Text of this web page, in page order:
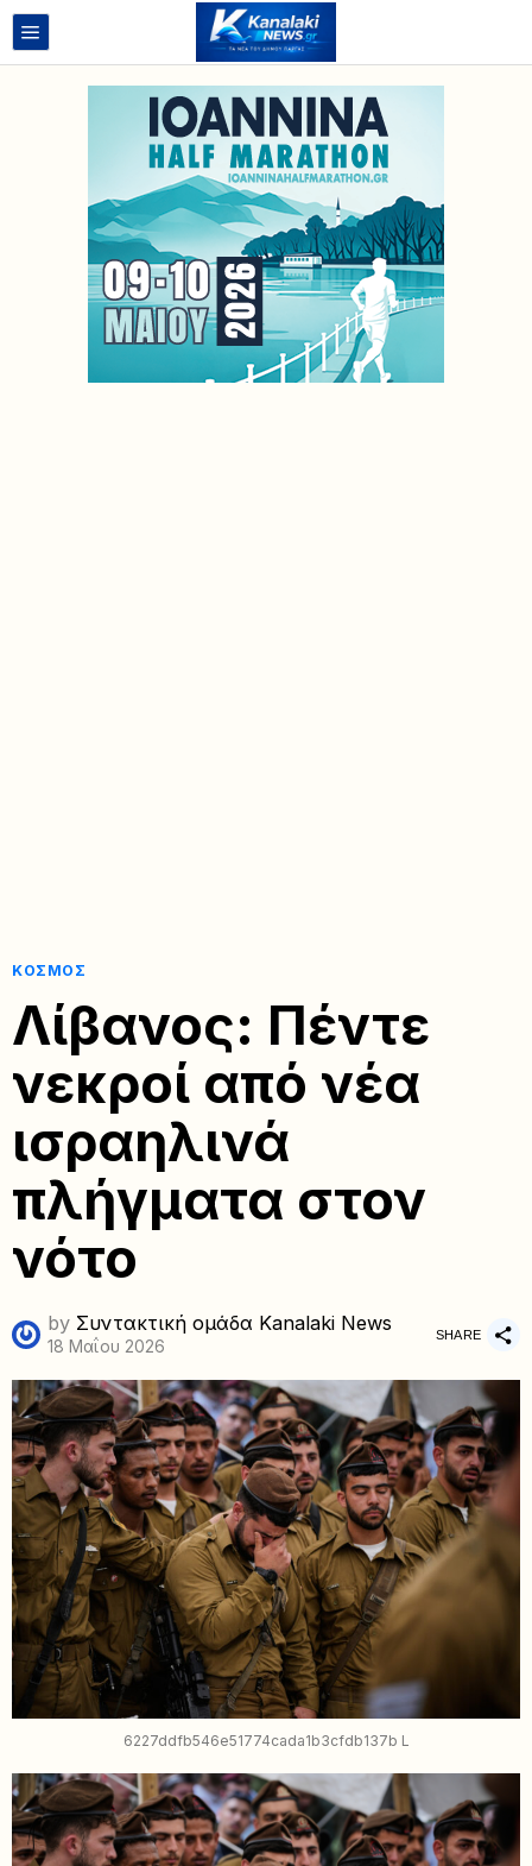
ΚΌΣΜΟΣ
Λίβανος: Πέντε
νεκροί από νέα
ισραηλινά
πλήγματα στον
νότο
by Συντακτική ομάδα Kanalaki News
18 Μαΐου 2026
SHARE
6227ddfb546e51774cada1b3cfdb137b L